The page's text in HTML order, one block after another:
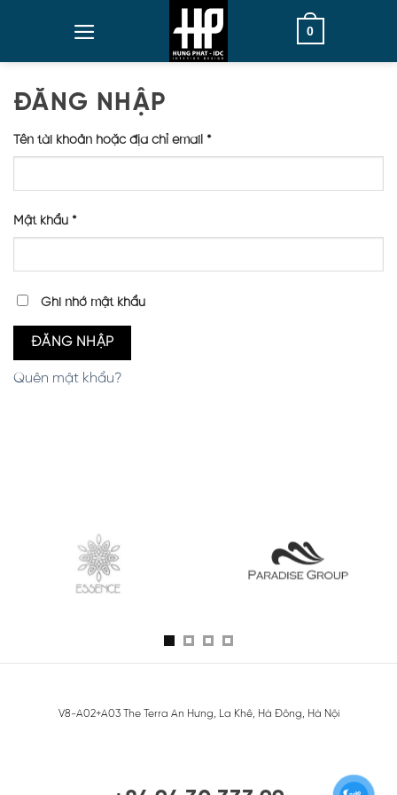
0
ĐĂNG NHẬP
Tên tài khoản hoặc địa chỉ email *
Mật khẩu *
Ghi nhớ mật khẩu
ĐĂNG NHẬP
Quên mật khẩu?
V8-A02+A03 The Terra An Hưng, La Khê, Hà Đông, Hà Nội